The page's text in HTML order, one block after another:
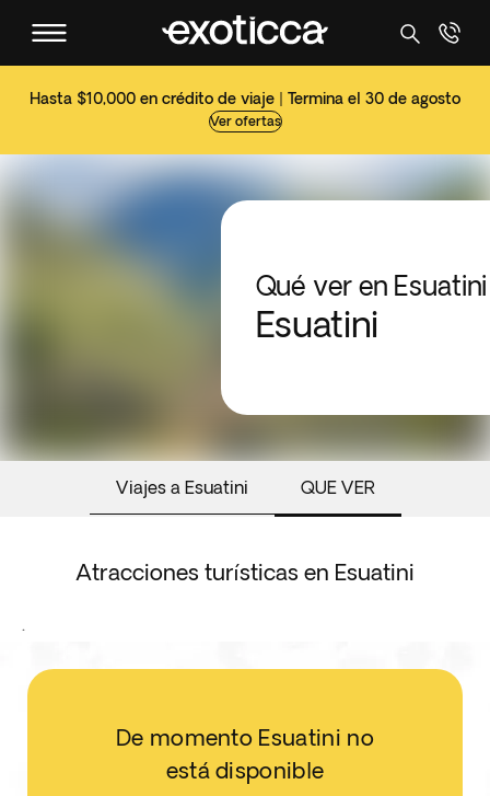
Hasta $10,000 en crédito de viaje | Termina el 30 de agosto
Ver ofertas
Qué ver en Esuatini
Esuatini
Viajes a Esuatini QUE VER
Atracciones turísticas en Esuatini
.
De momento Esuatini no
está disponible